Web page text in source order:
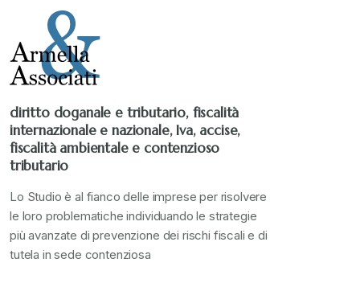
diritto doganale e tributario, fiscalità
internazionale e nazionale, Iva, accise,
fiscalità ambientale e contenzioso
tributario
Lo Studio è al fianco delle imprese per risolvere
le loro problematiche individuando le strategie
più avanzate di prevenzione dei rischi fiscali e di
tutela in sede contenziosa